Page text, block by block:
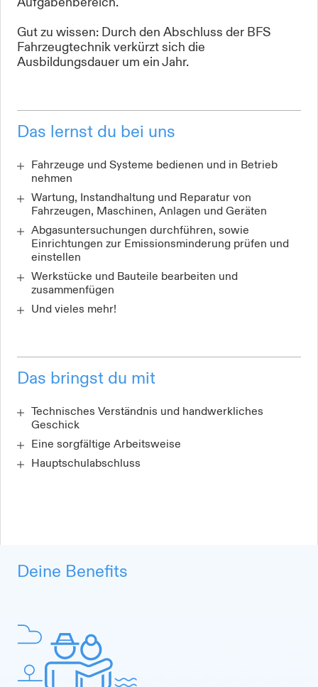
Aufgabenbereich.
Gut zu wissen: Durch den Abschluss der BFS
Fahrzeugtechnik verkürzt sich die
Ausbildungsdauer um ein Jahr.
Das lernst du bei uns
Fahrzeuge und Systeme bedienen und in Betrieb
nehmen
Wartung, Instandhaltung und Reparatur von
Fahrzeugen, Maschinen, Anlagen und Geräten
Abgasuntersuchungen durchführen, sowie
Einrichtungen zur Emissionsminderung prüfen und
einstellen
Werkstücke und Bauteile bearbeiten und
zusammenfügen
Und vieles mehr!
Das bringst du mit
Technisches Verständnis und handwerkliches
Geschick
Eine sorgfältige Arbeitsweise
Hauptschulabschluss
Deine Benefits